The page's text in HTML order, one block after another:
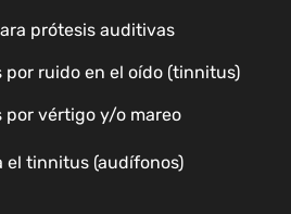
prótesis auditivas
por ruido en el oído (tinnitus)
por vértigo y/o mareo
el tinnitus (audífonos)